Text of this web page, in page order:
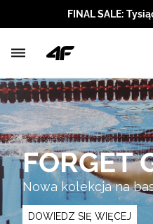
FINAL SALE:
FORGET
Nowa kolekcja na
DOWIEDZ SIĘ WIĘCEJ